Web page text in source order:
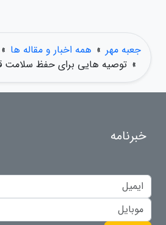
جعبه مهر » همه اخبار و مقاله ها »
» توصیه هایی برای حفظ سلامت
خبرنامه